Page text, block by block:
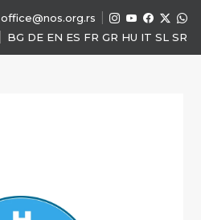
office@nos.org.rs
BG DE EN ES FR GR HU IT SL SR